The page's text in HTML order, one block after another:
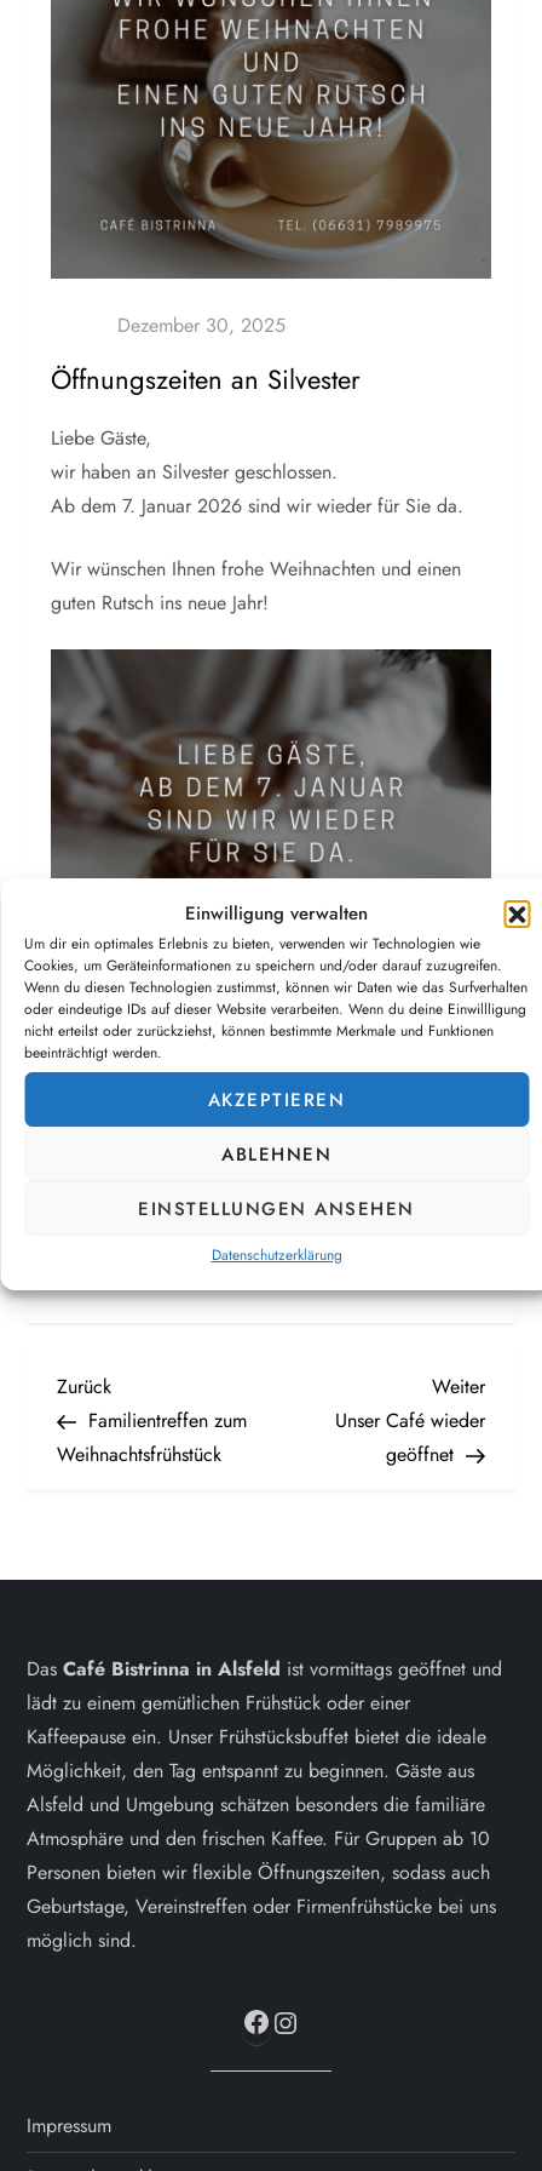
Einwilligung verwalten
Um dir ein optimales Erlebnis zu bieten, verwenden wir Technologien wie
Cookies, um Geräteinformationen zu speichern und/oder darauf zuzugreifen.
Wenn du diesen Technologien zustimmst, können wir Daten wie das Surfverhalten
oder eindeutige IDs auf dieser Website verarbeiten. Wenn du deine Einwillligung
nicht erteilst oder zurückziehst, können bestimmte Merkmale und Funktionen
beeinträchtigt werden.
AKZEPTIEREN
ABLEHNEN
EINSTELLUNGEN ANSEHEN
Datenschutzerklärung
Öffnungszeiten an Silvester
Liebe Gäste,
wir haben an Silvester geschlossen.
Ab dem 7. Januar 2026 sind wir wieder für Sie da.
Wir wünschen Ihnen frohe Weihnachten und einen
guten Rutsch ins neue Jahr!
B
e
t
a
g
s
n
a
v
a
Vorheriger
Beitrag
Zurück
Familientreffen zum
Weihnachtsfrühstück
Beitrag
Weiter
Unser Café wieder
geöffnet
DasCafé Bistrinna in Alsfeld ist vormittags geöffnet und
lädt zu einem gemütlichen Frühstück oder einer
Kaffeepause ein. Unser Frühstücksbuffet bietet die ideale
Möglichkeit, den Tag entspannt zu beginnen. Gäste aus
Alsfeld und Umgebung schätzen besonders die familiäre
Atmosphäre und den frischen Kaffee. Für Gruppen ab 10
Personen bieten wir flexible Öffnungszeiten, sodass auch
Geburtstage, Vereinstreffen oder Firmenfrühstücke bei uns
möglich sind.
Facebook
Impressum